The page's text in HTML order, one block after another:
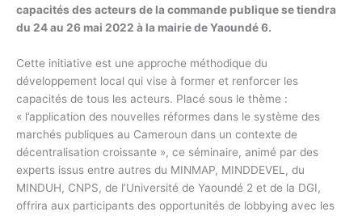
capacités des acteurs de la commande publique se tiendra
du 24 au 26 mai 2022 à la mairie de Yaoundé 6.
Cette initiative est une approche méthodique du
développement local qui vise à former et renforcer les
capacités de tous les acteurs. Placé sous le thème :
« l’application des nouvelles réformes dans le système des
marchés publiques au Cameroun dans un contexte de
décentralisation croissante », ce séminaire, animé par des
experts issus entre autres du MINMAP, MINDDEVEL, du
MINDUH, CNPS, de l’Université de Yaoundé 2 et de la DGI,
offrira aux participants des opportunités de lobbying avec les